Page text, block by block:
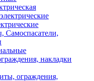
Самоспасатели,
накладки
ограждения,